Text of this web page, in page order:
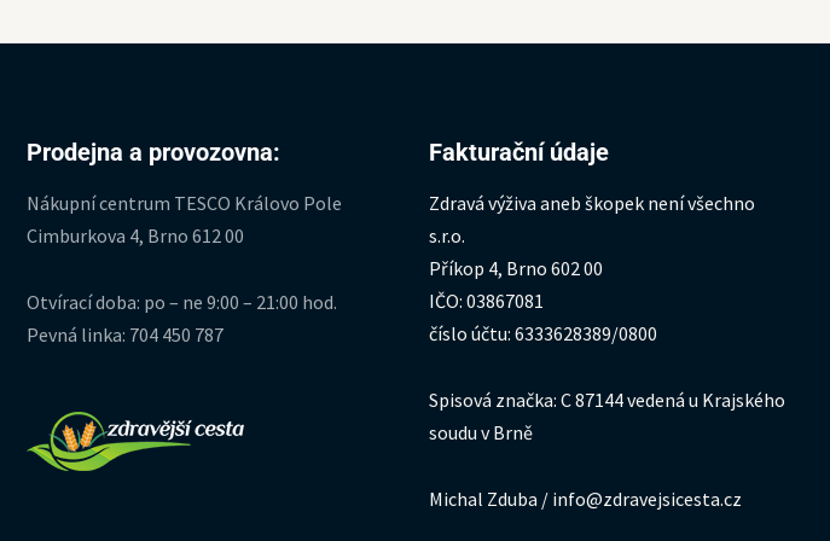
Prodejna a provozovna:
Nákupní centrum TESCO Královo Pole
Cimburkova 4, Brno 612 00
Otvírací doba: po – ne 9:00 – 21:00 hod.
Pevná linka: 704 450 787
Fakturační údaje
Zdravá výživa aneb škopek není všechno
s.r.o.
Příkop 4, Brno 602 00
IČO: 03867081
číslo účtu: 6333628389/0800
Spisová značka: C 87144 vedená u Krajského
soudu v Brně
Michal Zduba / info@zdravejsicesta.cz